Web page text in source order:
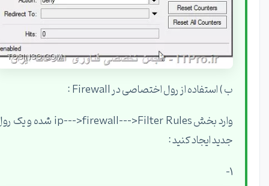
ب ) استفاده از رول اختصاصی در Firewall :
وارد بخش ip--->firewall--->Filter Rules شده و یک رول
جدید ایجاد کنید :